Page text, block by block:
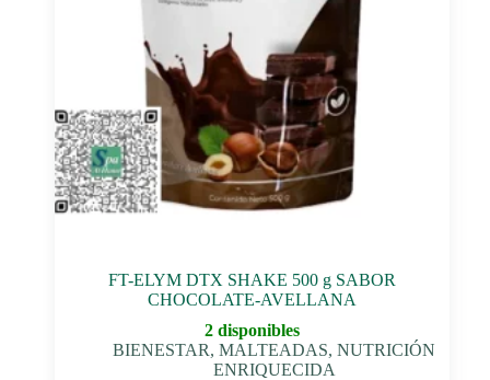
FT-ELYM DTX SHAKE 500 g SABOR
CHOCOLATE-AVELLANA
2 disponibles
BIENESTAR,MALTEADAS,NUTRICIÓN
ENRIQUECIDA